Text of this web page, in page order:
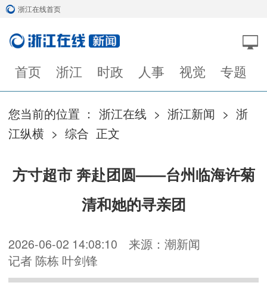
浙江在线首页
首页 浙江 时政 人事 视觉 专题
您当前的位置 ： 浙江在线 > 浙江新闻 > 浙
江纵横 > 综合 正文
方寸超市 奔赴团圆——台州临海许菊
清和她的寻亲团
2026-06-02 14:08:10
来源：潮新闻
记者 陈栋 叶剑锋